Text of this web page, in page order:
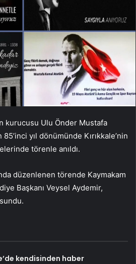
kurucusu Ulu Önder Mustafa
yıl dönümünde Kırıkkale’nin
törenle anıldı.
düzenlenen törende Kaymakam
Başkanı Veysel Aydemir,
kendisinden haber